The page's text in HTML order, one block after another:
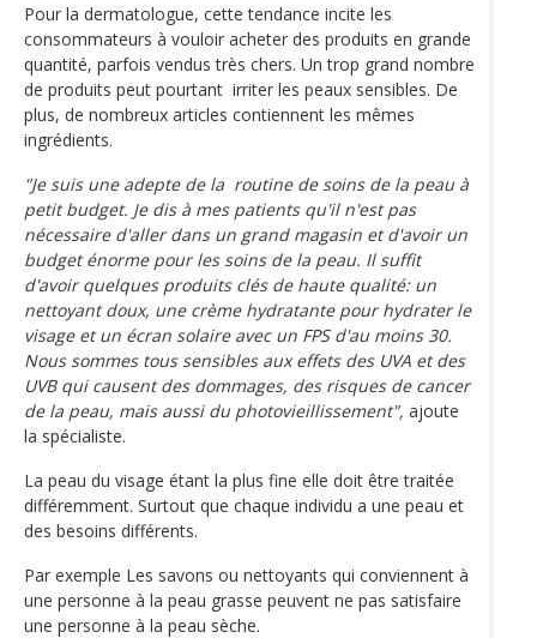
Pour la dermatologue, cette tendance incite les
consommateurs à vouloir acheter des produits en grande
quantité, parfois vendus très chers. Un trop grand nombre
de produits peut pourtant irriter les peaux sensibles. De
plus, de nombreux articles contiennent les mêmes
ingrédients.
"Je suis une adepte de la routine de soins de la peau à
petit budget. Je dis à mes patients qu'il n'est pas
nécessaire d'aller dans un grand magasin et d'avoir un
budget énorme pour les soins de la peau. Il suffit
d'avoir quelques produits clés de haute qualité: un
nettoyant doux, une crème hydratante pour hydrater le
visage et un écran solaire avec un FPS d'au moins 30.
Nous sommes tous sensibles aux effets des UVA et des
UVB qui causent des dommages, des risques de cancer
de la peau, mais aussi du photovieillissement", ajoute
la spécialiste.
La peau du visage étant la plus fine elle doit être traitée
différemment. Surtout que chaque individu a une peau et
des besoins différents.
Par exemple Les savons ou nettoyants qui conviennent à
une personne à la peau grasse peuvent ne pas satisfaire
une personne à la peau sèche.